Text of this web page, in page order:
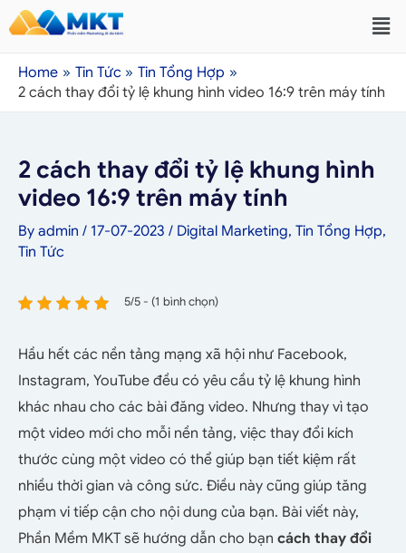
Home Tin Tức
Tin Tổng Hợp
2 cách thay đổi tỷ lệ khung hình video 16:9 trên máy tính
2 cách thay đổi tỷ lệ khung hình
video 16:9 trên máy tính
By admin / 17-07-2023 / Digital Marketing, Tin Tổng Hợp,
Tin Tức
5/5 - (1 bình chọn)
Hầu hết các nền tảng mạng xã hội như Facebook,
Instagram, YouTube đều có yêu cầu tỷ lệ khung hình
khác nhau cho các bài đăng video. Nhưng thay vì tạo
một video mới cho mỗi nền tảng, việc thay đổi kích
thước cùng một video có thể giúp bạn tiết kiệm rất
nhiều thời gian và công sức. Điều này cũng giúp tăng
phạm vi tiếp cận cho nội dung của bạn. Bài viết này,
Phần Mềm MKT sẽ hướng dẫn cho bạn cách thay đổi